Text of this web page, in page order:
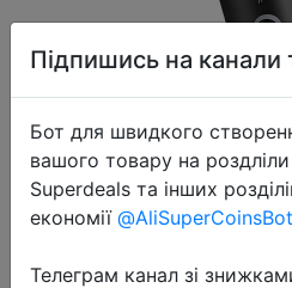
Підпишись на канали
Бот для швидкого
вашого товару на
Superdeals та інших
економії @AliSuperCoinsBot
Телеграм канал зі